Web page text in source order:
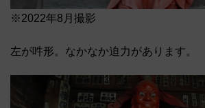
※2022年8月撮影
左が吽形。なかなか迫力があります。